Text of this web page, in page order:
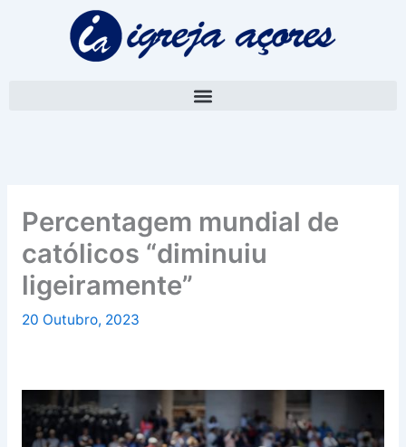
Percentagem mundial de
católicos “diminuiu
ligeiramente”
20 Outubro, 2023